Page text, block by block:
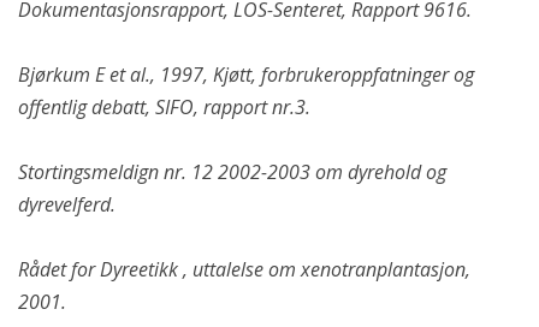
Dokumentasjonsrapport, LOS-Senteret, Rapport 9616.
Bjørkum E et al., 1997, Kjøtt, forbrukeroppfatninger og
offentlig debatt, SIFO, rapport nr.3.
Stortingsmeldign nr. 12 2002-2003 om dyrehold og
dyrevelferd.
Rådet for Dyreetikk , uttalelse om xenotranplantasjon,
2001.